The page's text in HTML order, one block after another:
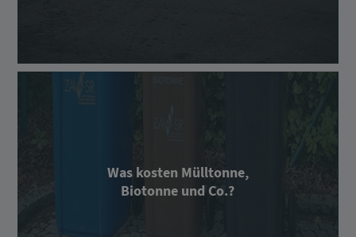
Was kosten Mülltonne,
Biotonne und Co.?